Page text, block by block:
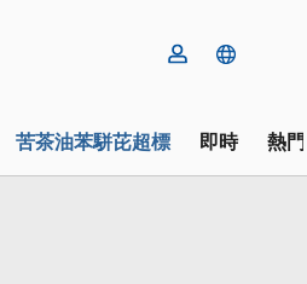
苦茶油苯駢芘超標 即時 熱